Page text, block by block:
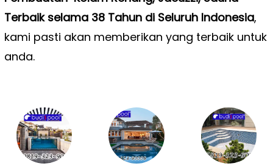
Terbaik selama 38 Tahun di Seluruh Indonesia,
kami pasti akan memberikan yang terbaik untuk
anda.